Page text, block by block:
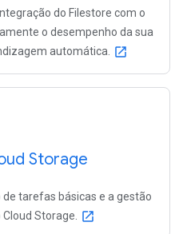
do Filestore com o
o desempenho da sua
automática.
open_in_new
Storage
tarefas básicas e a gestão
Storage.
open_in_new